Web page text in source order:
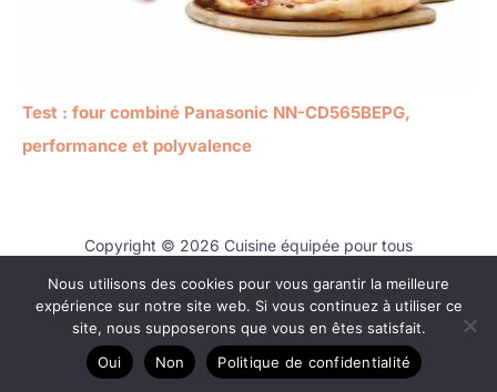
Test : four combiné Panasonic NN-CD565BEPG,
performance et polyvalence
Copyright © 2026 Cuisine équipée pour tous
Contact
Mentions légales
Politique de confidentialité
Nous utilisons des cookies pour vous garantir la meilleure
expérience sur notre site web. Si vous continuez à utiliser ce
site, nous supposerons que vous en êtes satisfait.
Oui
Non Politique de confidentialité